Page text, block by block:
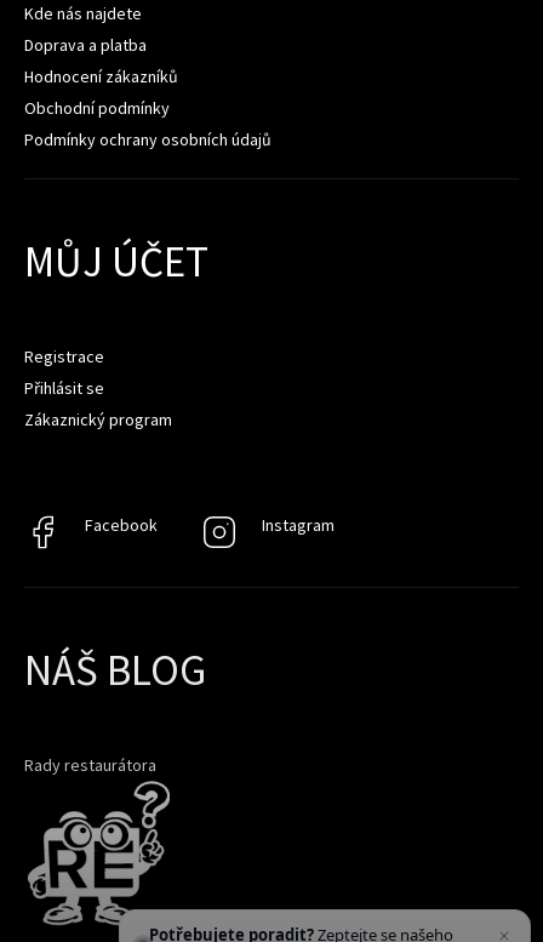
Kde nás najdete
Doprava a platba
Hodnocení zákazníků
Obchodní podmínky
Podmínky ochrany osobních údajů
MŮJ ÚČET
Registrace
Přihlásit se
Zákaznický program
Facebook
Facebook Instagram
Instagram
NÁŠ BLOG
Rady restaurátora
Potřebujete poradit?Zeptejte se našeho